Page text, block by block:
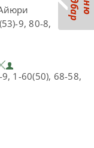
9, 80-8,
1-60(50), 68-58,